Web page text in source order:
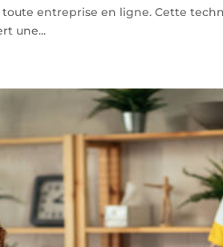
entreprise en ligne. Cette
une...